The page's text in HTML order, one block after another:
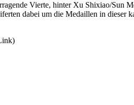
Vierte, hinter Xu Shixiao/Sun
dabei um die Medaillen in